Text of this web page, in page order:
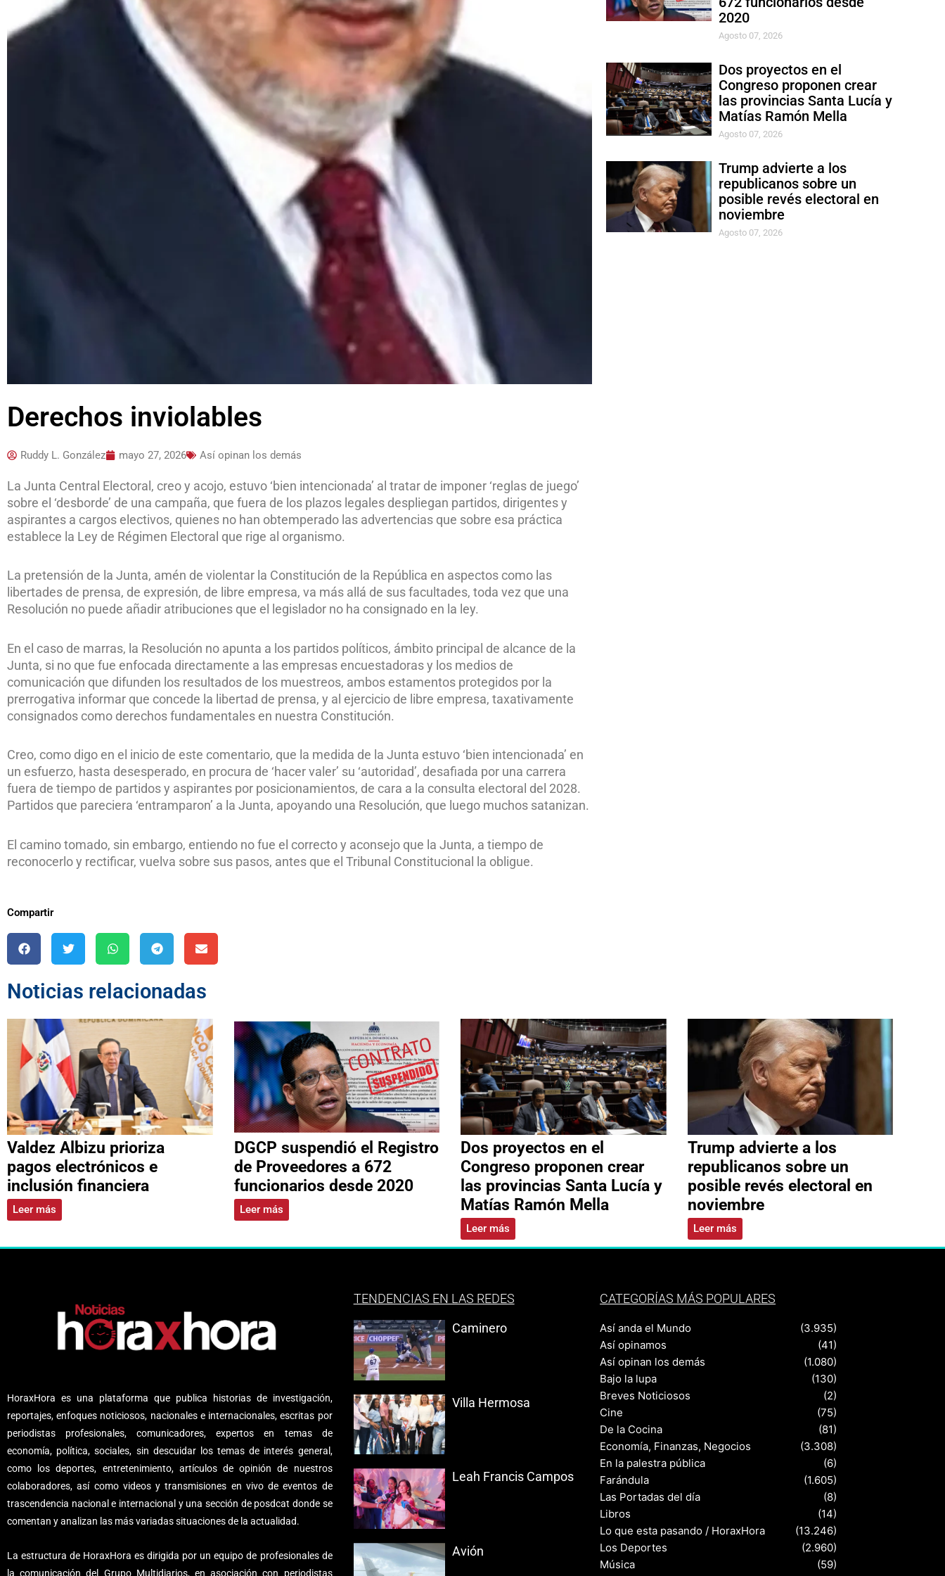
Derechos inviolables
Ruddy L. González mayo 27, 2026 Así opinan los demás
La Junta Central Electoral, creo y acojo, estuvo ‘bien intencionada’ al tratar de imponer ‘reglas de juego’
sobre el ‘desborde’ de una campaña, que fuera de los plazos legales despliegan partidos, dirigentes y
aspirantes a cargos electivos, quienes no han obtemperado las advertencias que sobre esa práctica
establece la Ley de Régimen Electoral que rige al organismo.
La pretensión de la Junta, amén de violentar la Constitución de la República en aspectos como las
libertades de prensa, de expresión, de libre empresa, va más allá de sus facultades, toda vez que una
Resolución no puede añadir atribuciones que el legislador no ha consignado en la ley.
En el caso de marras, la Resolución no apunta a los partidos políticos, ámbito principal de alcance de la
Junta, si no que fue enfocada directamente a las empresas encuestadoras y los medios de
comunicación que difunden los resultados de los muestreos, ambos estamentos protegidos por la
prerrogativa informar que concede la libertad de prensa, y al ejercicio de libre empresa, taxativamente
consignados como derechos fundamentales en nuestra Constitución.
Creo, como digo en el inicio de este comentario, que la medida de la Junta estuvo ‘bien intencionada’ en
un esfuerzo, hasta desesperado, en procura de ‘hacer valer’ su ‘autoridad’, desafiada por una carrera
fuera de tiempo de partidos y aspirantes por posicionamientos, de cara a la consulta electoral del 2028.
Partidos que pareciera ‘entramparon’ a la Junta, apoyando una Resolución, que luego muchos satanizan.
El camino tomado, sin embargo, entiendo no fue el correcto y aconsejo que la Junta, a tiempo de
reconocerlo y rectificar, vuelva sobre sus pasos, antes que el Tribunal Constitucional la obligue.
Compartir
2020
Agosto 07, 2026
Dos proyectos en el
Congreso proponen crear
las provincias Santa Lucía y
Matías Ramón Mella
Agosto 07, 2026
Trump advierte a los
republicanos sobre un
posible revés electoral en
noviembre
Agosto 07, 2026
Noticias relacionadas
Valdez Albizu prioriza
pagos electrónicos e
inclusión financiera
Leer más
DGCP suspendió el Registro
de Proveedores a 672
funcionarios desde 2020
Leer más
Dos proyectos en el
Congreso proponen crear
las provincias Santa Lucía y
Matías Ramón Mella
Leer más
Trump advierte a los
republicanos sobre un
posible revés electoral en
noviembre
Leer más
HoraxHora es una plataforma que publica historias de investigación,
reportajes, enfoques noticiosos, nacionales e internacionales, escritas por
periodistas profesionales, comunicadores, expertos en temas de
economía, política, sociales, sin descuidar los temas de interés general,
como los deportes, entretenimiento, artículos de opinión de nuestros
colaboradores, así como videos y transmisiones en vivo de eventos de
trascendencia nacional e internacional y una sección de posdcat donde se
comentan y analizan las más variadas situaciones de la actualidad.
La estructura de HoraxHora es dirigida por un equipo de profesionales de
la comunicación del Grupo Multidiarios, en asociación con periodistas
TENDENCIAS EN LAS REDES
Caminero
Villa Hermosa
Leah Francis Campos
Avión
CATEGORÍAS MÁS POPULARES
Así anda el Mundo
(3.935)
Así opinamos
(41)
Así opinan los demás
(1.080)
Bajo la lupa
(130)
Breves Noticiosos
(2)
Cine
(75)
De la Cocina
(81)
Economía, Finanzas, Negocios
(3.308)
En la palestra pública
(6)
Farándula
(1.605)
Las Portadas del día
(8)
Libros
(14)
Lo que esta pasando / HoraxHora
(13.246)
Los Deportes
(2.960)
Música
(59)